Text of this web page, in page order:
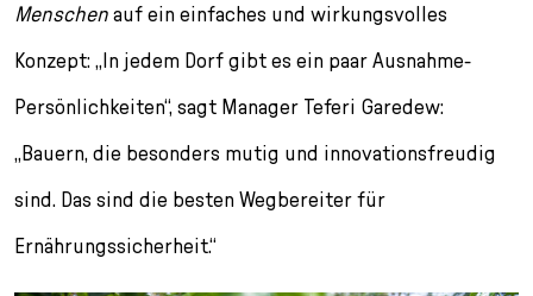
Menschenauf ein einfaches und wirkungsvolles
Konzept: „In jedem Dorf gibt es ein paar Ausnahme-
Persönlichkeiten“, sagt Manager Teferi Garedew:
„Bauern, die besonders mutig und innovationsfreudig
sind. Das sind die besten Wegbereiter für
Ernährungssicherheit.“